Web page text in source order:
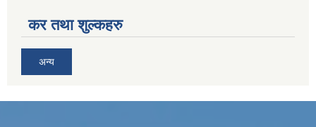
कर तथा शुल्कहरु
अन्य